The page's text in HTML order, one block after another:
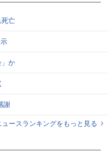
亡
か
謝
ースランキングをもっと見る